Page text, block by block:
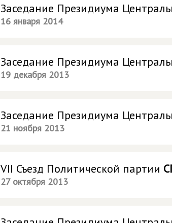
Заседание Президиума
16 января 2014
Заседание Президиума
19 декабря 2013
Заседание Президиума
21 ноября 2013
VII Съезд Политической партии
27 октября 2013